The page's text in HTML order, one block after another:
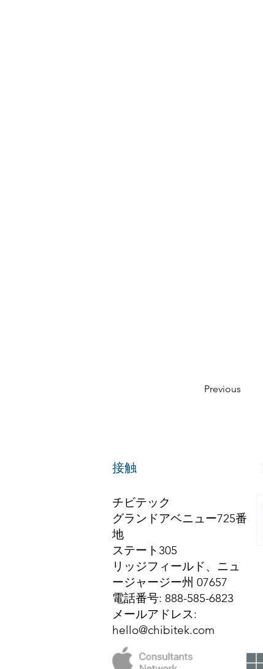
Previous
接触
チビテック
グランドアベニュー725番
地
ステート305
リッジフィールド、ニュ
ージャージー州 07657
電話番号: 888-585-6823
メールアドレス:
hello@chibitek.com